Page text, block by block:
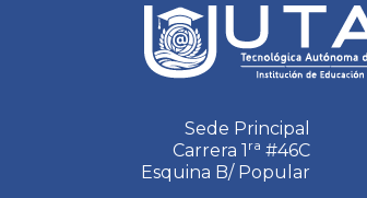
Sede Principal
Carrera 1 ra #46C
Esquina B/ Popular